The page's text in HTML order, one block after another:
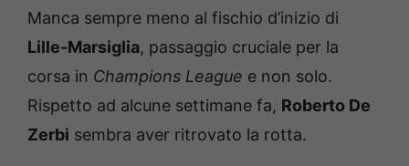
Manca sempre meno al fischio d’inizio di
Lille-Marsiglia, passaggio cruciale per la
corsa in Champions League e non solo.
Rispetto ad alcune settimane fa, Roberto De
Zerbi sembra aver ritrovato la rotta.